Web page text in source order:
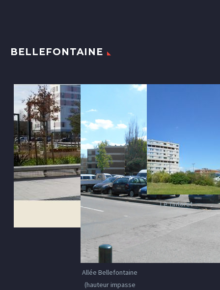
BELLEFONTAINE
Allée Bellefontaine
(hauteur impasse
Le Tintoret